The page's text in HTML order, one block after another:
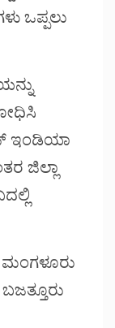
ಒಪ್ಪಲು
ಇಂಡಿಯಾ
ಜಿಲ್ಲಾ
ಮಂಗಳೂರು